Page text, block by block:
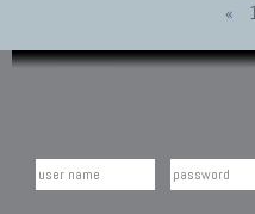
«